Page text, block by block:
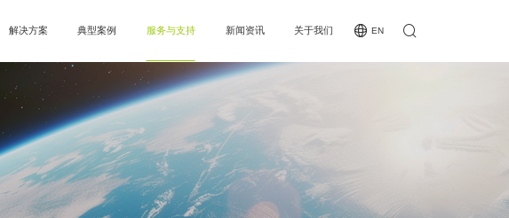
夜场二合一处理器
KT20/KT40/KT60/KT80/KT100/KT120/KT160
接收卡系列
L4S Pro/L8S/A10X/M10D
A708/A75E/A712/A716
C10/C12
解决方案
半球/整球
圆环屏
喇叭屏
KTV
酒吧屏
喇叭屏 KTV
典型案例
经典案例
案例分类
服务与支持
下载专区
全国办事处
常见问题
操作视频
投诉与建议
常见问题 操作视频
新闻资讯 关于我们
企业荣誉
人才招聘
联系我们
企业荣誉 人才招聘
EN